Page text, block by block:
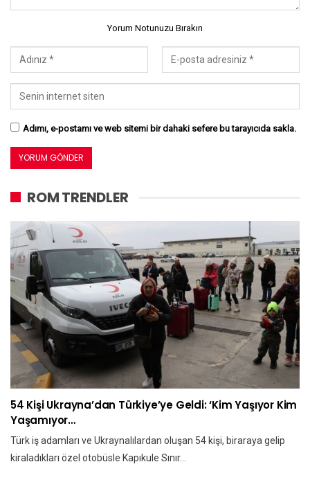
Yorum Notunuzu Bırakın
Adımı, e-postamı ve web sitemi bir dahaki sefere bu tarayıcıda sakla.
ROM TRENDLER
54 Kişi Ukrayna’dan Türkiye’ye Geldi: ‘Kim Yaşıyor Kim
Yaşamıyor…
Türk iş adamları ve Ukraynalılardan oluşan 54 kişi, biraraya gelip
kiraladıkları özel otobüsle Kapıkule Sınır…